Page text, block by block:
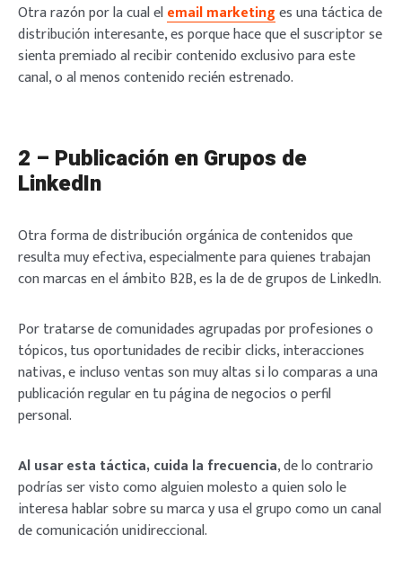
Otra razón por la cual elemail marketinges una táctica de
distribución interesante, es porque hace que el suscriptor se
sienta premiado al recibir contenido exclusivo para este
canal, o al menos contenido recién estrenado.
2 – Publicación en Grupos de
LinkedIn
Otra forma de distribución orgánica de contenidos que
resulta muy efectiva, especialmente para quienes trabajan
con marcas en el ámbito B2B, es la de de grupos de LinkedIn.
Por tratarse de comunidades agrupadas por profesiones o
tópicos, tus oportunidades de recibir clicks, interacciones
nativas, e incluso ventas son muy altas si lo comparas a una
publicación regular en tu página de negocios o perfil
personal.
Al usar esta táctica, cuida la frecuencia, de lo contrario
podrías ser visto como alguien molesto a quien solo le
interesa hablar sobre su marca y usa el grupo como un canal
de comunicación unidireccional.